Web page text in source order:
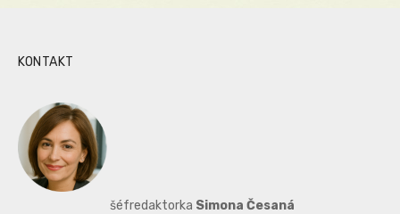
KONTAKT
šéfredaktorka Simona Česaná